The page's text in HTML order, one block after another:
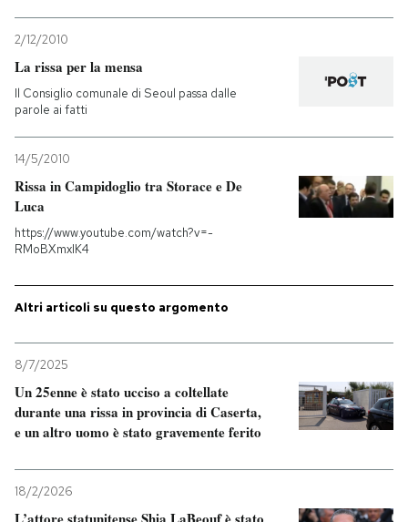
2/12/2010
La rissa per la mensa
Il Consiglio comunale di Seoul passa dalle
parole ai fatti
14/5/2010
Rissa in Campidoglio tra Storace e De
Luca
https://www.youtube.com/watch?v=-
RMoBXmxIK4
Altri articoli su questo argomento
8/7/2025
Un 25enne è stato ucciso a coltellate
durante una rissa in provincia di Caserta,
e un altro uomo è stato gravemente ferito
18/2/2026